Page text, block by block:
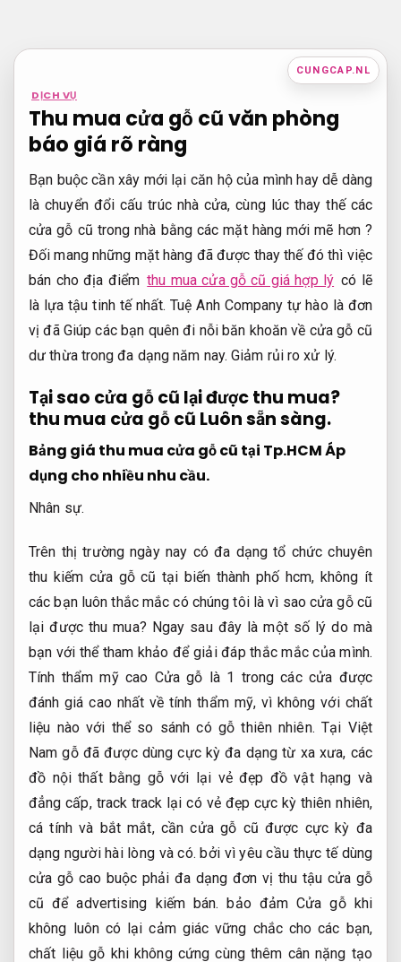
nội
CUNGCAP.NL
DỊCH VỤ
Thu mua cửa gỗ cũ văn phòng
báo giá rõ ràng
Bạn buộc cần xây mới lại căn hộ của mình hay dễ dàng
là chuyển đổi cấu trúc nhà cửa, cùng lúc thay thế các
cửa gỗ cũ trong nhà bằng các mặt hàng mới mẽ hơn ?
Đối mang những mặt hàng đã được thay thế đó thì việc
bán cho địa điểm thu mua cửa gỗ cũ giá hợp lý có lẽ
là lựa tậu tinh tế nhất. Tuệ Anh Company tự hào là đơn
vị đã Giúp các bạn quên đi nỗi băn khoăn về cửa gỗ cũ
dư thừa trong đa dạng năm nay.Giảm rủi ro xử lý.
Tại sao cửa gỗ cũ lại được thu mua?
thu mua cửa gỗ cũ Luôn sẵn sàng.
Bảng giá thu mua cửa gỗ cũ tại Tp.HCMÁp
dụng cho nhiều nhu cầu.
Nhân sự.
Trên thị trường ngày nay có đa dạng tổ chức chuyên
thu kiếm cửa gỗ cũ tại biến thành phố hcm, không ít
các bạn luôn thắc mắc có chúng tôi là vì sao cửa gỗ cũ
lại được thu mua? Ngay sau đây là một số lý do mà
bạn với thể tham khảo để giải đáp thắc mắc của mình.
Tính thẩm mỹ cao Cửa gỗ là 1 trong các cửa được
đánh giá cao nhất về tính thẩm mỹ, vì không với chất
liệu nào với thể so sánh có gỗ thiên nhiên. Tại Việt
Nam gỗ đã được dùng cực kỳ đa dạng từ xa xưa, các
đồ nội thất bằng gỗ với lại vẻ đẹp đồ vật hạng và
đẳng cấp, track track lại có vẻ đẹp cực kỳ thiên nhiên,
cá tính và bắt mắt, cần cửa gỗ cũ được cực kỳ đa
dạng người hài lòng và có. bởi vì yêu cầu thực tế dùng
cửa gỗ cao buộc phải đa dạng đơn vị thu tậu cửa gỗ
cũ để advertising kiếm bán. bảo đảm Cửa gỗ khi
không luôn có lại cảm giác vững chắc cho các bạn,
chất liệu gỗ khi không cứng cùng thêm cân nặng tạo